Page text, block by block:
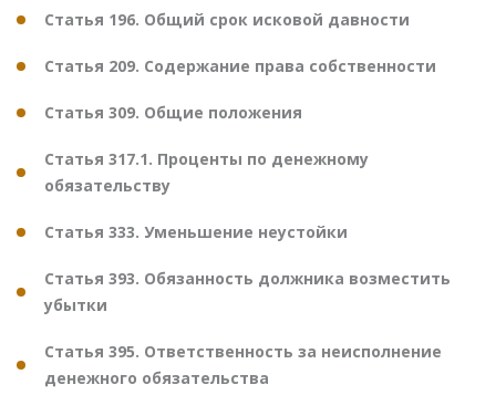
Статья 196. Общий срок исковой давности
Статья 209. Содержание права собственности
Статья 309. Общие положения
Статья 317.1. Проценты по денежному
обязательству
Статья 333. Уменьшение неустойки
Статья 393. Обязанность должника возместить
убытки
Статья 395. Ответственность за неисполнение
денежного обязательства